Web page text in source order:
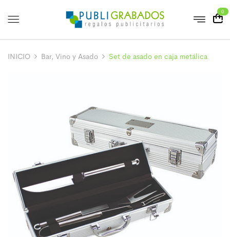
0
INICIO Bar, Vino y Asado Set de asado en caja metálica